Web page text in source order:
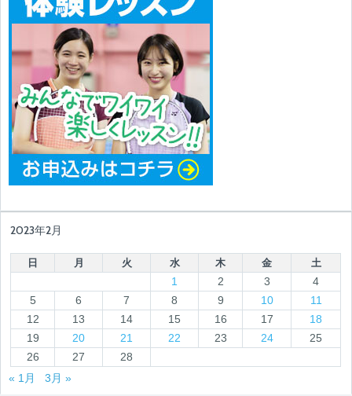
2023年2月
日 月 火 水 木 金 土
1 2 3
4
5
6 7 8 9 10
11
12
13 14 15 16 17
18
19
20 21 22 23 24
25
26
27
28
« 1月
3月 »